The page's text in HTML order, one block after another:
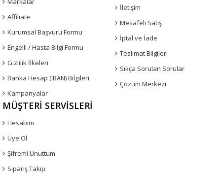
Affiliate
Kurumsal Başvuru Formu
Engelli / Hasta Bilgi Formu
Gizlilik İlkeleri
Banka Hesap (IBAN) Bilgileri
Kampanyalar
İletişim
Mesafeli Satış
İptal ve İade
Teslimat Bilgileri
Sıkça Sorulan Sorular
Çözüm Merkezi
MÜŞTERI SERVISLERI
Hesabım
Üye Ol
Şifremi Unuttum
Sipariş Takip